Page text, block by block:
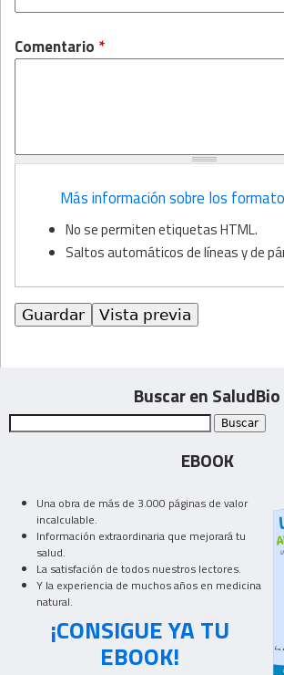
Comentario *
Más información sobre los
No se permiten etiquetas HTML.
Saltos automáticos de líneas y de
Buscar en SaludBio
EBOOK
Una obra de más de 3.000 páginas de valor
incalculable.
Información extraordinaria que mejorará tu
salud.
La satisfación de todos nuestros lectores.
Y la experiencia de muchos años en medicina
natural.
¡CONSIGUE YA TU
EBOOK!